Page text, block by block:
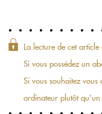
La lecture de cet
Si vous possédez un
Si vous souhaitez
ordinateur plutôt qu'un